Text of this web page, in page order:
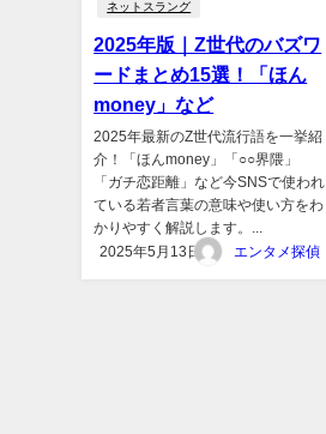
ネットスラング
2025年版｜Z世代のバズワ
ードまとめ15選！「ほん
money」など
2025年最新のZ世代流行語を一挙紹
介！「ほんmoney」「○○界隈」
「ガチ恋距離」など今SNSで使われ
ている若者言葉の意味や使い方をわ
かりやすく解説します。...
2025年5月13日
エンタメ探偵